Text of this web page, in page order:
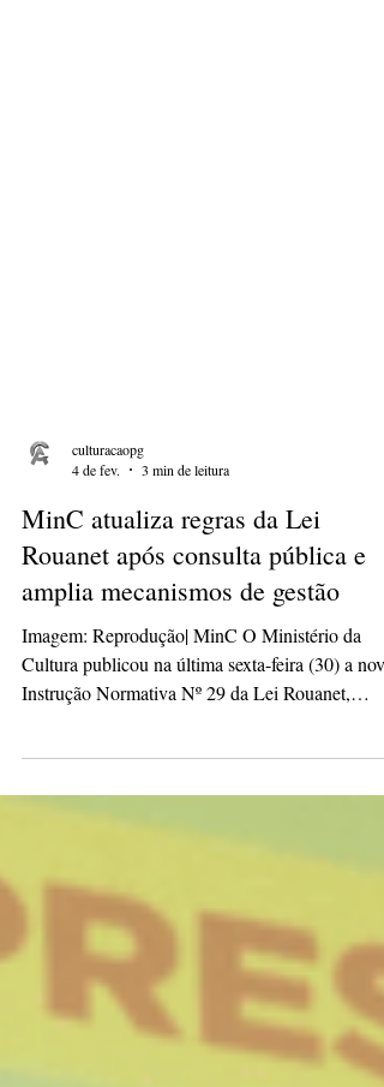
culturacaopg
4 de fev.
3 min de leitura
MinC atualiza regras da Lei
Rouanet após consulta pública e
amplia mecanismos de gestão
Cultura publicou na última sexta-feira (30) a nova
claro, ajustar prazos de execução e responder a
demandas apresentadas pelo setor cultural, após
um ciclo de debates que reuniu contribuições de
agentes de todo o país. A revisão é resultado de
um processo de escut